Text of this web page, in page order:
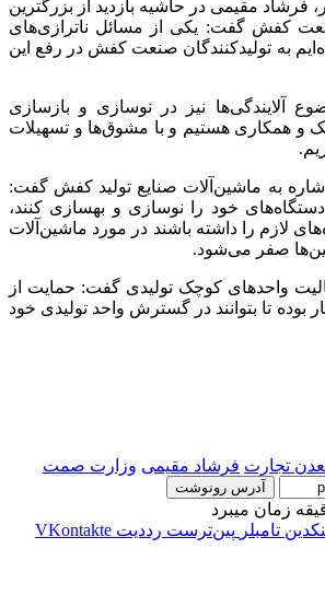
فرشاد مقیمی در حاشیه بازدید از بزرگترین
کفش گفت: یکی از مسائل ناترازی‌های
به تولیدکنندگان صنعت کفش در رفع این
آلایندگی‌ها نیز در نوسازی و بازسازی
همکاری هستیم و با مشوق‌ها و تسهیلات
به ماشین‌آلات صنایع تولید کفش گفت:
دستگاه‌های خود را نوسازی و بهسازی کنند،
لازم را داشته باشند در مورد ماشین‌آلات
صفر می‌شود.
واحدهای کوچک تولیدی گفت: حمایت از
بوده تا بتوانند در گسترش واحد تولیدی خود
تجارت فرشاد مقیمی وزارت صمت
آدرس رونوشت
‫تامبلر ‫پین‌ترست ‫رددیت ‫VKontakte